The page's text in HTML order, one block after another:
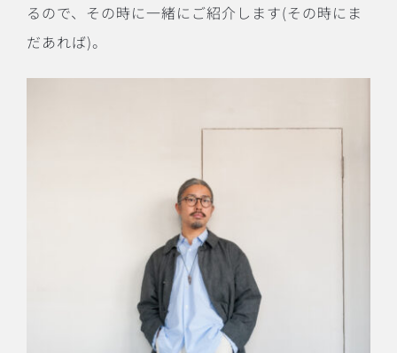
るので、その時に一緒にご紹介します(その時にま
だあれば)。